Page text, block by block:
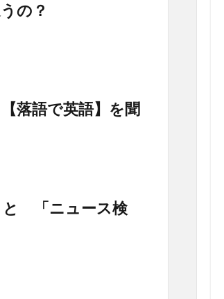
の？
落語で英語】を聞
と 「ニュース検